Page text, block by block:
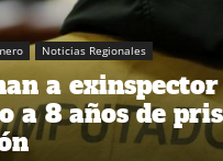
Noticias Regionales
a
a 8 años de